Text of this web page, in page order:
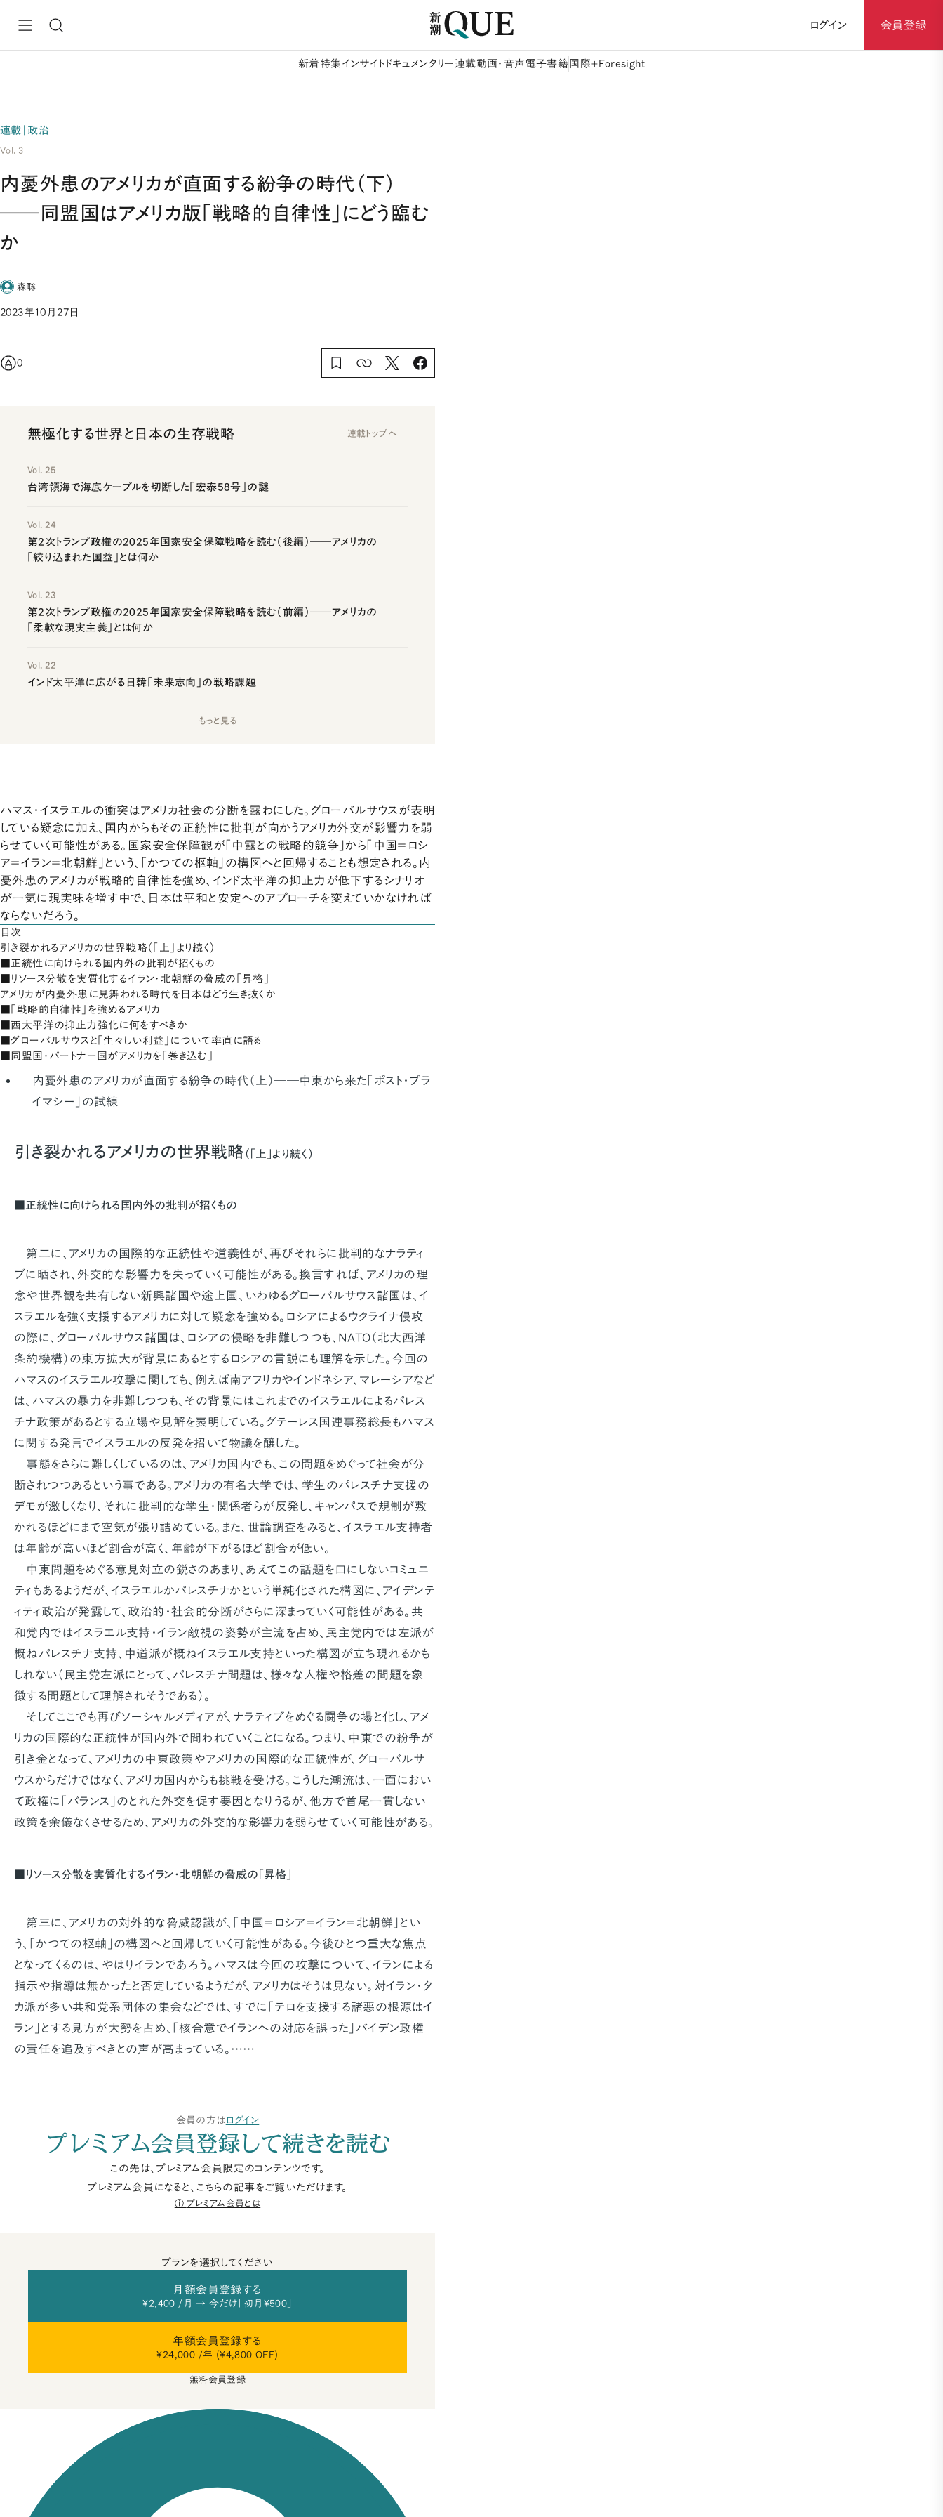
ログイン 会員登録
新着特集 インサイト ドキュメンタリー 連載動画・音声 電子書籍 国際+Foresight
連載｜政治
Vol. 3
内憂外患のアメリカが直面する紛争の時代（下）
――同盟国はアメリカ版「戦略的自律性」にどう臨む
か
森聡
2023年10月27日
0
無極化する世界と日本の生存戦略 連載トップへ
Vol. 25
台湾領海で海底ケーブルを切断した「宏泰58号」の謎
Vol. 24
第2次トランプ政権の2025年国家安全保障戦略を読む（後編）――アメリカの
「絞り込まれた国益」とは何か
Vol. 23
第2次トランプ政権の2025年国家安全保障戦略を読む（前編）――アメリカの
「柔軟な現実主義」とは何か
Vol. 22
インド太平洋に広がる日韓「未来志向」の戦略課題
もっと見る
ハマス・イスラエルの衝突はアメリカ社会の分断を露わにした。グローバルサウスが表明
している疑念に加え、国内からもその正統性に批判が向かうアメリカ外交が影響力を弱
らせていく可能性がある。国家安全保障観が「中露との戦略的競争」から「中国＝ロシ
ア＝イラン＝北朝鮮」という、「かつての枢軸」の構図へと回帰することも想定される。内
憂外患のアメリカが戦略的自律性を強め、インド太平洋の抑止力が低下するシナリオ
が一気に現実味を増す中で、日本は平和と安定へのアプローチを変えていかなければ
ならないだろう。
目次
引き裂かれるアメリカの世界戦略（「上」より続く）
■正統性に向けられる国内外の批判が招くもの
■リソース分散を実質化するイラン・北朝鮮の脅威の「昇格」
アメリカが内憂外患に見舞われる時代を日本はどう生き抜くか
■「戦略的自律性」を強めるアメリカ
■西太平洋の抑止力強化に何をすべきか
■グローバルサウスと「生々しい利益」について率直に語る
■同盟国・パートナー国がアメリカを「巻き込む」
内憂外患のアメリカが直面する紛争の時代（上）――中東から来た「ポスト・プラ
イマシー」の試練
引き裂かれるアメリカの世界戦略（「上」より続く）
■正統性に向けられる国内外の批判が招くもの
第二に、アメリカの国際的な正統性や道義性が、再びそれらに批判的なナラティ
ブに晒され、外交的な影響力を失っていく可能性がある。換言すれば、アメリカの理
念や世界観を共有しない新興諸国や途上国、いわゆるグローバルサウス諸国は、イ
スラエルを強く支援するアメリカに対して疑念を強める。ロシアによるウクライナ侵攻
の際に、グローバルサウス諸国は、ロシアの侵略を非難しつつも、NATO（北大西洋
条約機構）の東方拡大が背景にあるとするロシアの言説にも理解を示した。今回の
ハマスのイスラエル攻撃に関しても、例えば南アフリカやインドネシア、マレーシアなど
は、ハマスの暴力を非難しつつも、その背景にはこれまでのイスラエルによるパレス
チナ政策があるとする立場や見解を表明している。グテーレス国連事務総長もハマス
に関する発言でイスラエルの反発を招いて物議を醸した。
事態をさらに難しくしているのは、アメリカ国内でも、この問題をめぐって社会が分
断されつつあるという事である。アメリカの有名大学では、学生のパレスチナ支援の
デモが激しくなり、それに批判的な学生・関係者らが反発し、キャンパスで規制が敷
かれるほどにまで空気が張り詰めている。また、世論調査をみると、イスラエル支持者
は年齢が高いほど割合が高く、年齢が下がるほど割合が低い。
中東問題をめぐる意見対立の鋭さのあまり、あえてこの話題を口にしないコミュニ
ティもあるようだが、イスラエルかパレスチナかという単純化された構図に、アイデンテ
ィティ政治が発露して、政治的・社会的分断がさらに深まっていく可能性がある。共
和党内ではイスラエル支持・イラン敵視の姿勢が主流を占め、民主党内では左派が
概ねパレスチナ支持、中道派が概ねイスラエル支持といった構図が立ち現れるかも
しれない（民主党左派にとって、パレスチナ問題は、様々な人権や格差の問題を象
徴する問題として理解されそうである）。
そしてここでも再びソーシャルメディアが、ナラティブをめぐる闘争の場と化し、アメ
リカの国際的な正統性が国内外で問われていくことになる。つまり、中東での紛争が
引き金となって、アメリカの中東政策やアメリカの国際的な正統性が、グローバルサ
ウスからだけではなく、アメリカ国内からも挑戦を受ける。こうした潮流は、一面におい
て政権に「バランス」のとれた外交を促す要因となりうるが、他方で首尾一貫しない
政策を余儀なくさせるため、アメリカの外交的な影響力を弱らせていく可能性がある。
■リソース分散を実質化するイラン・北朝鮮の脅威の「昇格」
第三に、アメリカの対外的な脅威認識が、「中国＝ロシア＝イラン＝北朝鮮」とい
う、「かつての枢軸」の構図へと回帰していく可能性がある。今後ひとつ重大な焦点
となってくるのは、やはりイランであろう。ハマスは今回の攻撃について、イランによる
指示や指導は無かったと否定しているようだが、アメリカはそうは見ない。対イラン・タ
カ派が多い共和党系団体の集会などでは、すでに「テロを支援する諸悪の根源はイ
ラン」とする見方が大勢を占め、「核合意でイランへの対応を誤った」バイデン政権
の責任を追及すべきとの声が高まっている。……
会員の方は ログイン
プレミアム会員登録して続きを読む
この先は、プレミアム会員限定のコンテンツです。
プレミアム会員になると、こちらの記事をご覧いただけます。
プレミアム会員とは
プランを選択してください
月額会員登録する
¥2,400 /月 → 今だけ「初月¥500」
年額会員登録する
¥24,000 /年 (¥4,800 OFF)
無料会員登録